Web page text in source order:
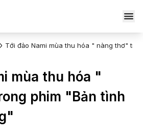
Tới đảo Nami mùa thu hóa " nàng thơ"
mùa thu hóa "
phim "Bản tình